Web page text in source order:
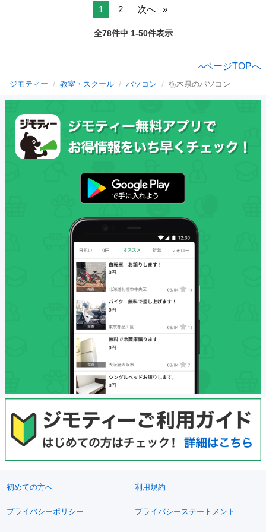
1 2 次へ
全78件中 1-50件表示
ページTOPへ
ジモティー 教室・スクール パソコン 栃木県のパソコン
初めての方へ 利用規約
プライバシーポリシー プライバシーステートメント